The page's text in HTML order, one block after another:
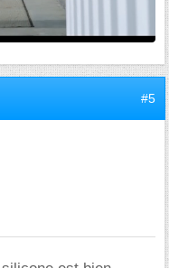
#5